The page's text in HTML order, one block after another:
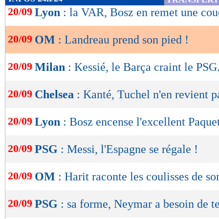
de
lecture
OK
20/09 Lyon : la VAR, Bosz en remet une
20/09 OM : Landreau prend son pied !
20/09 Milan : Kessié, le Barça craint le
20/09 Chelsea : Kanté, Tuchel n'en revient
20/09 Lyon : Bosz encense l'excellent
20/09 PSG : Messi, l'Espagne se régale !
20/09 OM : Harit raconte les coulisses de
20/09 PSG : sa forme, Neymar a besoin de